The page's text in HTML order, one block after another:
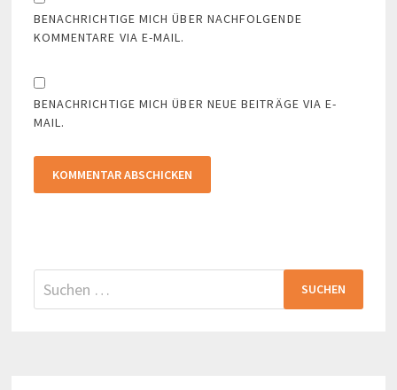
BENACHRICHTIGE MICH ÜBER NACHFOLGENDE
KOMMENTARE VIA E-MAIL.
BENACHRICHTIGE MICH ÜBER NEUE BEITRÄGE VIA E-
MAIL.
Suchen
nach: